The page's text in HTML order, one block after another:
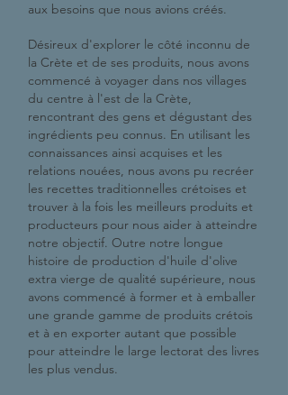
aux besoins que nous avions créés.
Désireux d'explorer le côté inconnu de
la Crète et de ses produits, nous avons
commencé à voyager dans nos villages
du centre à l'est de la Crète,
rencontrant des gens et dégustant des
ingrédients peu connus. En utilisant les
connaissances ainsi acquises et les
relations nouées, nous avons pu recréer
les recettes traditionnelles crétoises et
trouver à la fois les meilleurs produits et
producteurs pour nous aider à atteindre
notre objectif. Outre notre longue
histoire de production d'huile d'olive
extra vierge de qualité supérieure, nous
avons commencé à former et à emballer
une grande gamme de produits crétois
et à en exporter autant que possible
pour atteindre le large lectorat des livres
les plus vendus.